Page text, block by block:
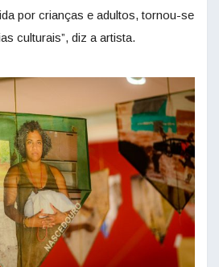
por crianças e adultos, tornou-se
culturais”, diz a artista.